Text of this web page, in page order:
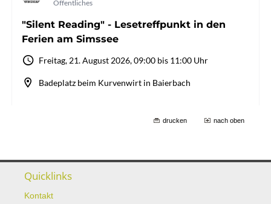
drucken nach oben
Quicklinks
Kontakt